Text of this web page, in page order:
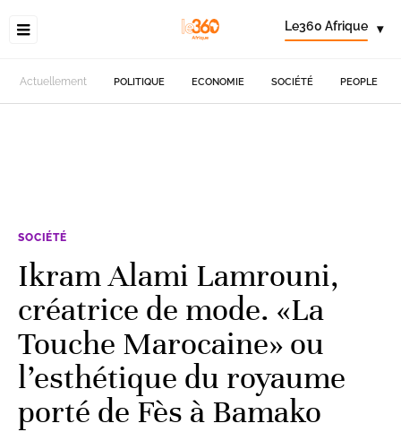
Le360 Afrique ▾
Actuellement POLITIQUE ECONOMIE SOCIÉTÉ PEOPLE
SOCIÉTÉ
Ikram Alami Lamrouni,
créatrice de mode. «La
Touche Marocaine» ou
l’esthétique du royaume
porté de Fès à Bamako